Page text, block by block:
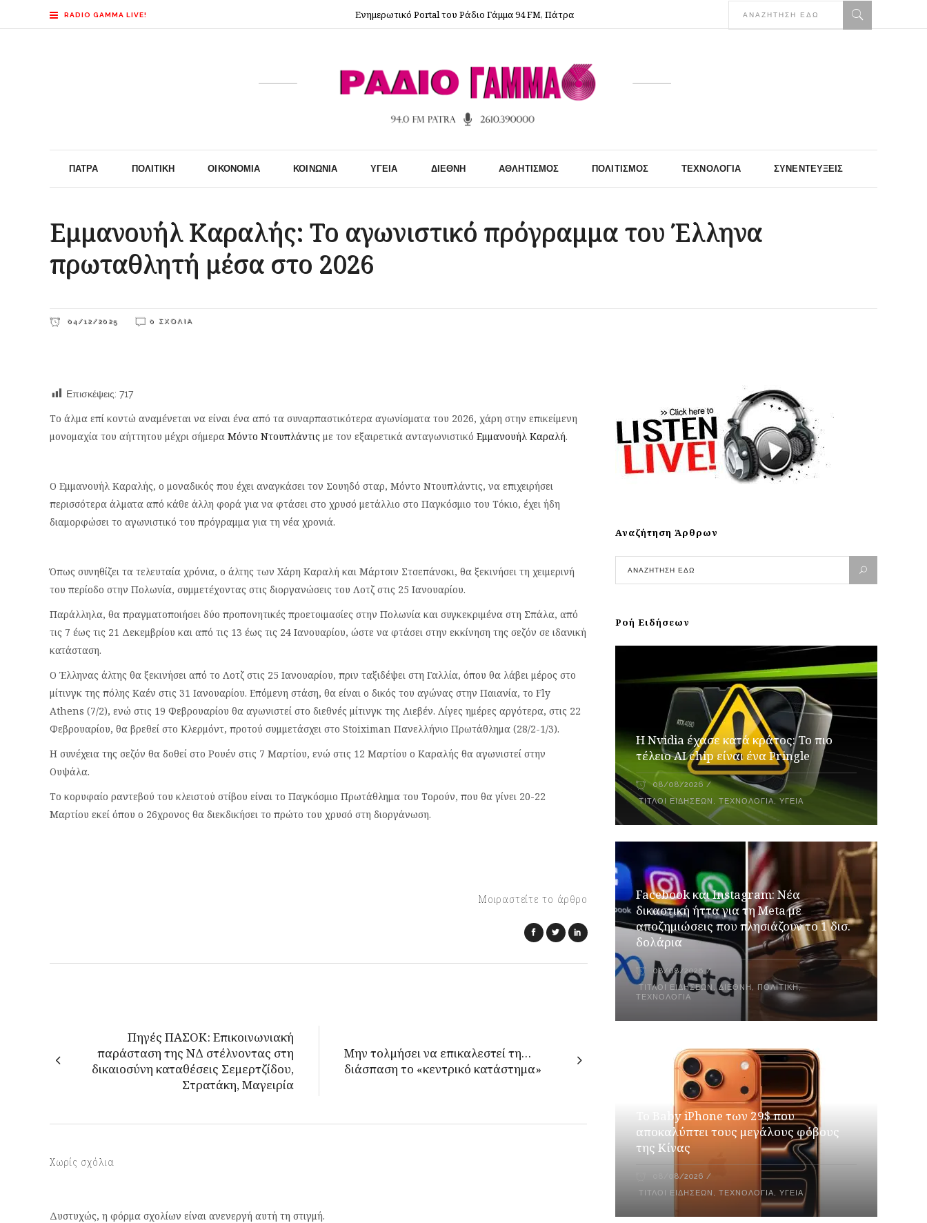
RADIO GAMMA LIVE! Ενημερωτικό Portal του Ράδιο Γάμμα 94 FM, Πάτρα
ΠΆΤΡΑ ΠΟΛΙΤΙΚΉ ΟΙΚΟΝΟΜΊΑ ΚΟΙΝΩΝΊΑ ΥΓΕΊΑ ΔΙΕΘΝΉ ΑΘΛΗΤΙΣΜΌΣ ΠΟΛΙΤΙΣΜΌΣ ΤΕΧΝΟΛΟΓΊΑ ΣΥΝΕΝΤΕΎΞΕΙΣ
Εμμανουήλ Καραλής: Το αγωνιστικό πρόγραμμα του Έλληνα
πρωταθλητή μέσα στο 2026
04/12/2025 0 ΣΧΌΛΙΑ
Επισκέψεις: 717
Το άλμα επί κοντώ αναμένεται να είναι ένα από τα συναρπαστικότερα αγωνίσματα του 2026, χάρη στην επικείμενη
μονομαχία του αήττητου μέχρι σήμερα Μόντο Ντουπλάντις με τον εξαιρετικά ανταγωνιστικό Εμμανουήλ Καραλή.
Ο Εμμανουήλ Καραλής, ο μοναδικός που έχει αναγκάσει τον Σουηδό σταρ, Mόντο Ντουπλάντις, να επιχειρήσει
περισσότερα άλματα από κάθε άλλη φορά για να φτάσει στο χρυσό μετάλλιο στο Παγκόσμιο του Τόκιο, έχει ήδη
διαμορφώσει το αγωνιστικό του πρόγραμμα για τη νέα χρονιά.
Όπως συνηθίζει τα τελευταία χρόνια, ο άλτης των Χάρη Καραλή και Μάρτσιν Στσεπάνσκι, θα ξεκινήσει τη χειμερινή
του περίοδο στην Πολωνία, συμμετέχοντας στις διοργανώσεις του Λοτζ στις 25 Ιανουαρίου.
Παράλληλα, θα πραγματοποιήσει δύο προπονητικές προετοιμασίες στην Πολωνία και συγκεκριμένα στη Σπάλα, από
τις 7 έως τις 21 Δεκεμβρίου και από τις 13 έως τις 24 Ιανουαρίου, ώστε να φτάσει στην εκκίνηση της σεζόν σε ιδανική
κατάσταση.
Ο Έλληνας άλτης θα ξεκινήσει από το Λοτζ στις 25 Ιανουαρίου, πριν ταξιδέψει στη Γαλλία, όπου θα λάβει μέρος στο
μίτινγκ της πόλης Καέν στις 31 Ιανουαρίου. Επόμενη στάση, θα είναι ο δικός του αγώνας στην Παιανία, το Fly
Athens (7/2), ενώ στις 19 Φεβρουαρίου θα αγωνιστεί στο διεθνές μίτινγκ της Λιεβέν. Λίγες ημέρες αργότερα, στις 22
Φεβρουαρίου, θα βρεθεί στο Κλερμόντ, προτού συμμετάσχει στο Stoiximan Πανελλήνιο Πρωτάθλημα (28/2-1/3).
Η συνέχεια της σεζόν θα δοθεί στο Ρουέν στις 7 Μαρτίου, ενώ στις 12 Μαρτίου ο Καραλής θα αγωνιστεί στην
Ουψάλα.
Το κορυφαίο ραντεβού του κλειστού στίβου είναι το Παγκόσμιο Πρωτάθλημα του Τορούν, που θα γίνει 20-22
Μαρτίου εκεί όπου ο 26χρονος θα διεκδικήσει το πρώτο του χρυσό στη διοργάνωση.
Μοιραστείτε το άρθρο
Πηγές ΠΑΣΟΚ: Επικοινωνιακή
παράσταση της ΝΔ στέλνοντας στη
δικαιοσύνη καταθέσεις Σεμερτζίδου,
Στρατάκη, Μαγειρία
Μην τολμήσει να επικαλεστεί τη…
διάσπαση το «κεντρικό κατάστημα»
Χωρίς σχόλια
Δυστυχώς, η φόρμα σχολίων είναι ανενεργή αυτή τη στιγμή.
Αναζήτηση Άρθρων
Ροή Ειδήσεων
Η Nvidia έχασε κατά κράτος: Το πιο
τέλειο AI chip είναι ένα Pringle
08/08/2026
ΤΊΤΛΟΙ ΕΙΔΉΣΕΩΝ ,ΤΕΧΝΟΛΟΓΊΑ,ΥΓΕΊΑ
Facebook και Instagram: Νέα
δικαστική ήττα για τη Meta με
αποζημιώσεις που πλησιάζουν το 1 δισ.
δολάρια
08/08/2026
ΤΊΤΛΟΙ ΕΙΔΉΣΕΩΝ ,ΔΙΕΘΝΉ , ΠΟΛΙΤΙΚΉ,
ΤΕΧΝΟΛΟΓΊΑ
Το Baby iPhone των 29$ που
αποκαλύπτει τους μεγάλους φόβους
της Κίνας
08/08/2026
ΤΊΤΛΟΙ ΕΙΔΉΣΕΩΝ ,ΤΕΧΝΟΛΟΓΊΑ,ΥΓΕΊΑ